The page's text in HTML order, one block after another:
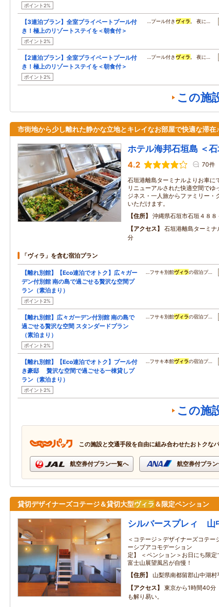
ポイント2%
【3連泊プラン】全室プライベートプール付
き！極上のリゾートステイを＜朝食付＞
ポイント2%
…プール付き ヴィラ 。 夜に…
【2連泊プラン】全室プライベートプール付
き！極上のリゾートステイを＜朝食付＞
ポイント2%
…プール付き ヴィラ 。 夜に…
この施
市街地から少し離れた静かな立地とキレイなお部屋で快適な滞在♪
ホテル海邦石垣島 ＜
4.2 70件
石垣港離島ターミナルよりお車に
リニューアルされた快適空間でゆ
ジネス・一人旅からファミリー・
いただけます。
住所
沖縄県石垣市石垣４８８
アクセス
石垣港離島ターミ
分
「ヴィラ」を含む宿泊プラン
【離れ別館】【Eco連泊でオトク】広々ガー
デン付別館 南の島で過ごせる贅沢な空間プ
ラン（素泊まり）
ポイント2%
…フサキ別館ヴィラの宿泊プ…
【離れ別館】広々ガーデン付別館 南の島で
過ごせる贅沢な空間 スタンダードプラン
（素泊まり）
ポイント2%
…フサキ別館ヴィラの宿泊プ…
【離れ別館】【Eco連泊でオトク】プール付
き豪邸 贅沢な空間で過ごせる一棟貸しプ
ラン（素泊まり）
ポイント2%
…フサキ本館ヴィラの宿泊プ…
この施
この施設と交通手段を自由に組み合わせたおトクな
航空券付プラン一覧へ 航空券付プラ
貸切デザイナーズコテージ＆貸切大型ヴィラ ＆限定ペンション
シルバースプレィ 山
＜コテージ＞デザイナーズコテー
ーシブアコモデーション
定】 ＜ペンション＞お日にち限
富士山展望風呂が自慢！
住所
山梨県南都留郡山中湖
アクセス
東京から1時間40
も解り易い。